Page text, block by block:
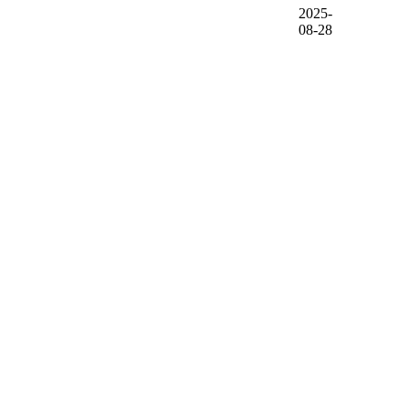
2025-
08-28